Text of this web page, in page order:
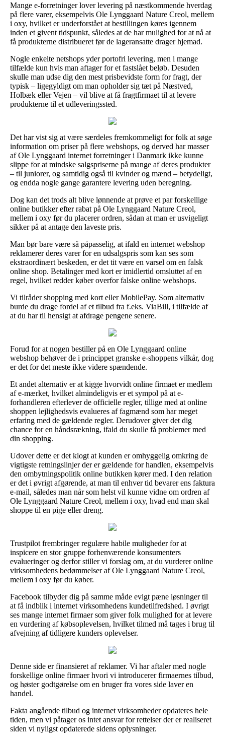
Mange e-forretninger lover levering på næstkommende hverdag
på flere varer, eksempelvis Ole Lynggaard Nature Creol, mellem
i oxy, hvilket er underforstået at bestillingen køres igennem
inden et givent tidspunkt, således at de har mulighed for at nå at
få produkterne distribueret før de lageransatte drager hjemad.
Nogle enkelte netshops yder portofri levering, men i mange
tilfælde kun hvis man aftager for et fastslået beløb. Desuden
skulle man udse dig den mest prisbevidste form for fragt, der
typisk – ligegyldigt om man opholder sig tæt på Næstved,
Holbæk eller Vejen – vil blive at få fragtfirmaet til at levere
produkterne til et udleveringssted.
Det har vist sig at være særdeles fremkommeligt for folk at søge
information om priser på flere webshops, og derved har masser
af Ole Lynggaard internet forretninger i Danmark ikke kunne
slippe for at mindske salgspriserne på mange af deres produkter
– til juniorer, og samtidig også til kvinder og mænd – betydeligt,
og endda nogle gange garantere levering uden beregning.
Dog kan det trods alt blive lønnende at prøve et par forskellige
online butikker efter rabat på Ole Lynggaard Nature Creol,
mellem i oxy før du placerer ordren, sådan at man er usvigeligt
sikker på at antage den laveste pris.
Man bør bare være så påpasselig, at ifald en internet webshop
reklamerer deres varer for en udsalgspris som kan ses som
ekstraordinært beskeden, er det tit være en varsel om en falsk
online shop. Betalinger med kort er imidlertid omsluttet af en
regel, hvilket redder køber overfor falske online webshops.
Vi tilråder shopping med kort eller MobilePay. Som alternativ
burde du drage fordel af et tilbud fra f.eks. ViaBill, i tilfælde af
at du har til hensigt at afdrage pengene senere.
Forud for at nogen bestiller på en Ole Lynggaard online
webshop behøver de i princippet granske e-shoppens vilkår, dog
er det for det meste ikke videre spændende.
Et andet alternativ er at kigge hvorvidt online firmaet er medlem
af e-mærket, hvilket almindeligvis er et sympol på at e-
forhandleren efterlever de officielle regler, tillige med at online
shoppen lejlighedsvis evalueres af fagmænd som har meget
erfaring med de gældende regler. Derudover giver det dig
chance for en håndsrækning, ifald du skulle få problemer med
din shopping.
Udover dette er det klogt at kunden er omhyggelig omkring de
vigtigste retningslinjer der er gældende for handlen, eksempelvis
den ombytningspolitik online butikken kører med. I den relation
er det i øvrigt afgørende, at man til enhver tid bevarer ens faktura
e-mail, således man når som helst vil kunne vidne om ordren af
Ole Lynggaard Nature Creol, mellem i oxy, hvad end man skal
shoppe til en pige eller dreng.
Trustpilot frembringer regulære habile muligheder for at
inspicere en stor gruppe forhenværende konsumenters
evalueringer og derfor stiller vi forslag om, at du vurderer online
virksomhedens bedømmelser af Ole Lynggaard Nature Creol,
mellem i oxy før du køber.
Facebook tilbyder dig på samme måde evigt pæne løsninger til
at få indblik i internet virksomhedens kundetilfredshed. I øvrigt
ses mange internet firmaer som giver folk mulighed for at levere
en vurdering af købsoplevelsen, hvilket tilmed må tages i brug til
afvejning af tidligere kunders oplevelser.
Denne side er finansieret af reklamer. Vi har aftaler med nogle
forskellige online firmaer hvori vi introducerer firmaernes tilbud,
og høster godtgørelse om en bruger fra vores side laver en
handel.
Fakta angående tilbud og internet virksomheder opdateres hele
tiden, men vi påtager os intet ansvar for rettelser der er realiseret
siden vi nyligst opdaterede sidens oplysninger.